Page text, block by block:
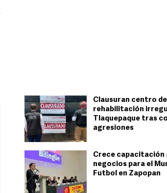
Clausuran centro de
rehabilitación
Tlaquepaque tras
agresiones
Crece capacitación
negocios para el
Futbol en Zapopan